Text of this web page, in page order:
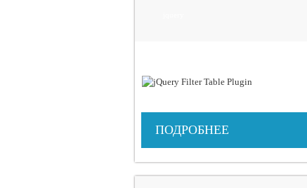
ПОДРОБНЕЕ